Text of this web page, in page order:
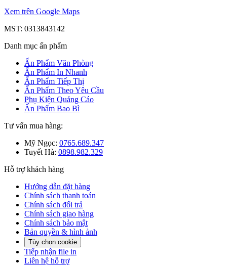
Xem trên Google Maps
MST: 0313843142
Danh mục ấn phẩm
Ấn Phẩm Văn Phòng
Ấn Phẩm In Nhanh
Ấn Phẩm Tiếp Thị
Ấn Phẩm Theo Yêu Cầu
Phụ Kiện Quảng Cáo
Ấn Phẩm Bao Bì
Tư vấn mua hàng:
Mỹ Ngọc: 0765.689.347
Tuyết Hà: 0898.982.329
Hỗ trợ khách hàng
Hướng dẫn đặt hàng
Chính sách thanh toán
Chính sách đổi trả
Chính sách giao hàng
Chính sách bảo mật
Bản quyền & hình ảnh
Tùy chọn cookie
Tiếp nhận file in
Liên hệ hỗ trợ